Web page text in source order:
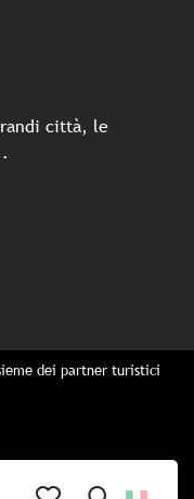
città, le
dei partner turistici